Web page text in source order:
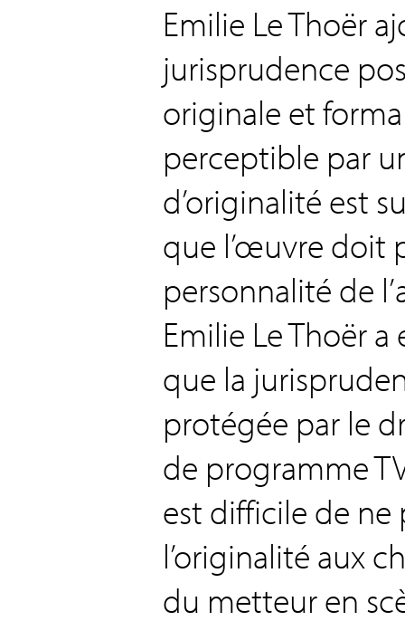
Emilie Le Thoër
jurisprudence
originale et
perceptible par
d’originalité est
que l’œuvre doit
personnalité de
Emilie Le Thoër
que la
protégée par le
de programme
est difficile de ne
l’originalité aux
du metteur en